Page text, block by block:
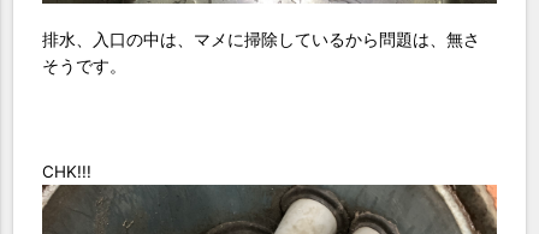
排水、入口の中は、マメに掃除しているから問題は、無さ
そうです。
CHK!!!